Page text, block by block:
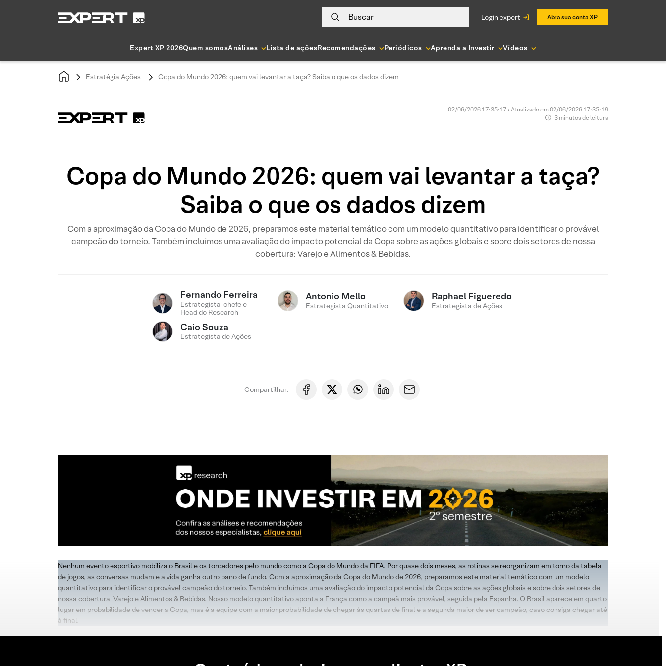
Buscar login expert Abra sua conta XP
Expert XP 2026Quem somosAnálises Lista de açõesRecomendações Periódicos Aprenda a Investir Vídeos
Estratégia Ações Copa do Mundo 2026: quem vai levantar a taça? Saiba o que os dados dizem
02/06/2026 17:35:17 • Atualizado em 02/06/2026 17:35:19
3 minutos de leitura
Copa do Mundo 2026: quem vai levantar a taça?
Saiba o que os dados dizem
Com a aproximação da Copa do Mundo de 2026, preparamos este material temático com um modelo quantitativo para identificar o provável
campeão do torneio. Também incluímos uma avaliação do impacto potencial da Copa sobre as ações globais e sobre dois setores de nossa
cobertura: Varejo e Alimentos & Bebidas.
Fernando Ferreira
Estrategista-chefe e
Head do Research
Antonio Mello
Estrategista Quantitativo
Raphael Figueredo
Estrategista de Ações
Caio Souza
Estrategista de Ações
Compartilhar:
Nenhum evento esportivo mobiliza o Brasil e os torcedores pelo mundo como a Copa do Mundo da FIFA. Por quase dois meses, as rotinas se reorganizam em torno da tabela
de jogos, as conversas mudam e a vida ganha outro pano de fundo. Com a aproximação da Copa do Mundo de 2026, preparamos este material temático com um modelo
quantitativo para identificar o provável campeão do torneio. Também incluímos uma avaliação do impacto potencial da Copa sobre as ações globais e sobre dois setores de
nossa cobertura: Varejo e Alimentos & Bebidas. Nosso modelo quantitativo aponta a França como a campeã mais provável, seguida pela Espanha. O Brasil aparece em quarto
lugar em probabilidade de vencer a Copa, mas é a equipe com a maior probabilidade de chegar às quartas de final e a segunda maior de ser campeão, caso consiga chegar até
à final.